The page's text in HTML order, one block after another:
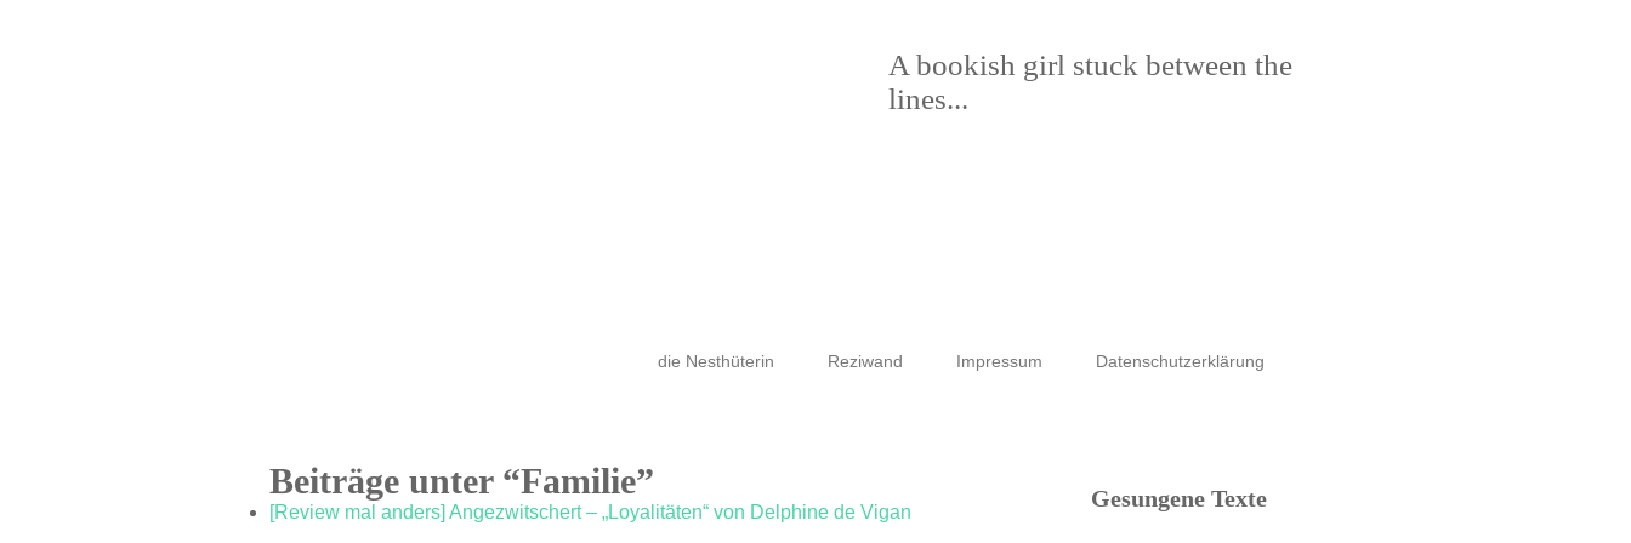
A bookish girl stuck between the
lines...
die Nesthüterin Reziwand Impressum Datenschutzerklärung
Beiträge unter “Familie”
[Review mal anders] Angezwitschert – „Loyalitäten“ von Delphine de Vigan
Gesungene Texte